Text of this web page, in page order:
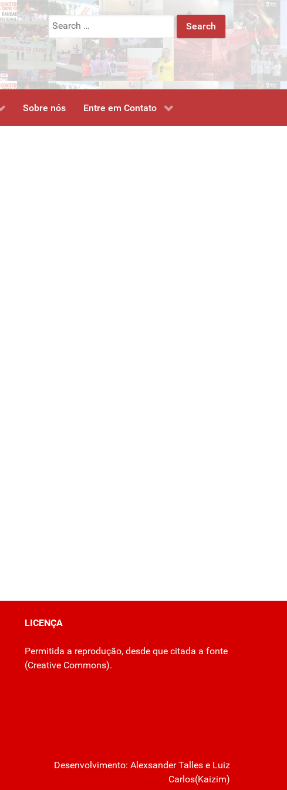
Search
for:
Sobre nós Entre em Contato
LICENÇA
Permitida a reprodução, desde que citada a fonte
(Creative Commons).
Desenvolvimento: Alexsander Tallese Luiz
Carlos(Kaizim)